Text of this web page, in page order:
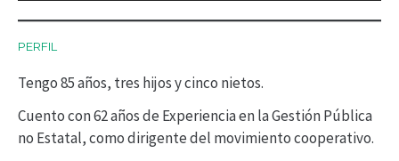
c
t
o
r
d
PERFIL
Tengo 85 años, tres hijos y cinco nietos.
Cuento con 62 años de Experiencia en la Gestión Pública
no Estatal, como dirigente del movimiento cooperativo.